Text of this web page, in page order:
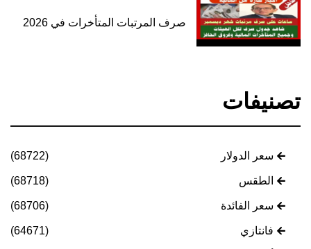
صرف المرتبات المتأخرات في 2026
تصنيفات
سعر الدولار (68722)
الطقس (68718)
سعر الفائدة (68706)
فانتازي (64671)